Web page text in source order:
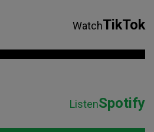
WatchTikTok
ListenSpotify